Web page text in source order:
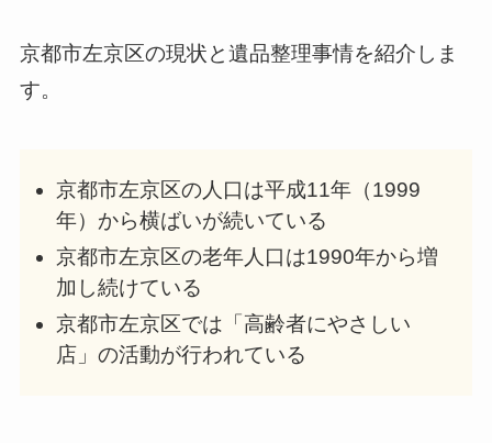
京都市左京区の現状と遺品整理事情を紹介しま
す。
京都市左京区の人口は平成11年（1999
年）から横ばいが続いている
京都市左京区の老年人口は1990年から増
加し続けている
京都市左京区では「高齢者にやさしい
店」の活動が行われている